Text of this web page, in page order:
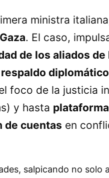
ministra
. El caso,
de los aliados de
respaldo diplomático
foco de la justicia
y hasta
de cuentas en
salpicando no solo